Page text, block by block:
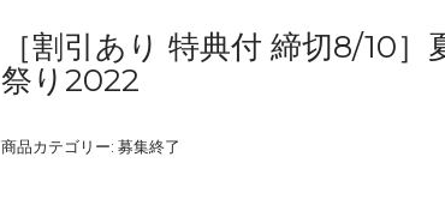
［割引あり 特典付 締切8/10］
祭り2022
商品カテゴリー:募集終了